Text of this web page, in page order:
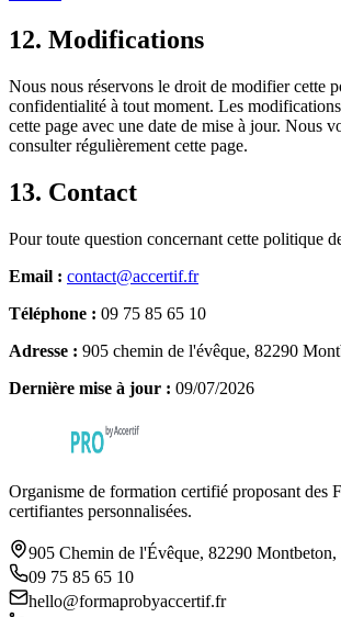
12. Modifications
Nous nous réservons le droit de modifier cette
confidentialité à tout moment. Les
cette page avec une date de mise à jour. Nous
consulter régulièrement cette page.
13. Contact
Pour toute question concernant cette politique
Email : contact@accertif.fr
Téléphone : 09 75 85 65 10
Adresse : 905 chemin de l'évêque, 82290
Dernière mise à jour : 09/07/2026
Organisme de formation certifié proposant des
certifiantes personnalisées.
905 Chemin de l'Évêque, 82290 Montbeton,
09 75 85 65 10
hello@formaprobyaccertif.fr